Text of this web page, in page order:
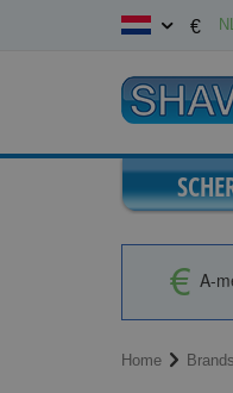
Ga
inhoud
€
A-
Home Brands